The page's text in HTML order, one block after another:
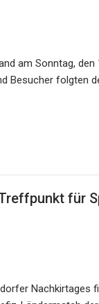
am Sonntag,
Besucher folgten
für
Nachkirtages